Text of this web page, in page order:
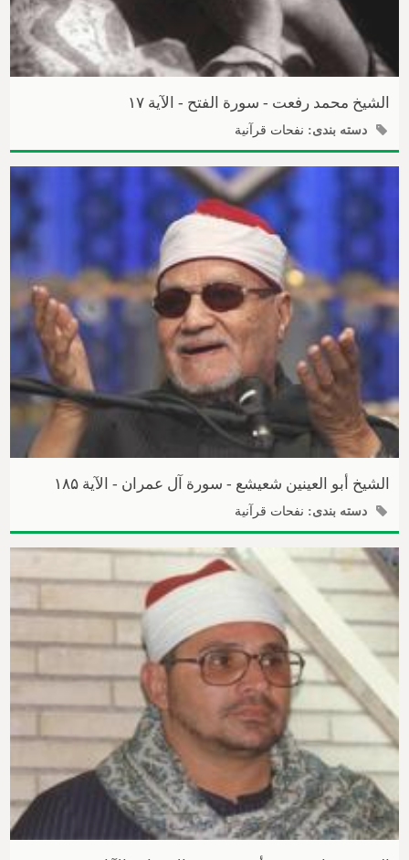
الشیخ محمد رفعت - سورة الفتح - الآیة ۱۷
دسته بندی: نفحات قرآنیة
الشیخ أبو العینین شعیشع - سورة آل عمران - الآیة ۱۸۵
دسته بندی: نفحات قرآنیة